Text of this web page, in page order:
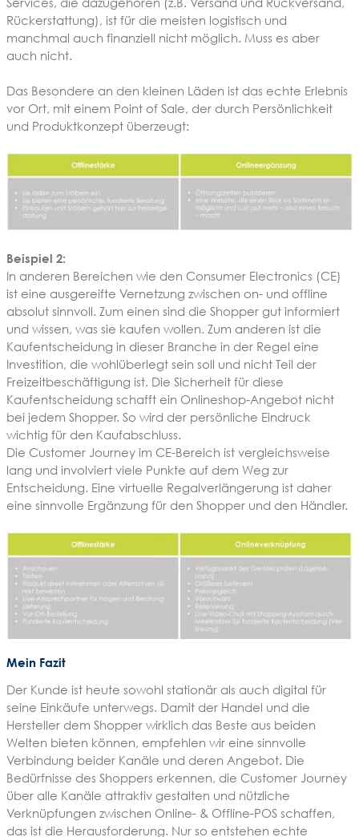
Rückerstattung), ist für die meisten logistisch und
manchmal auch finanziell nicht möglich. Muss es aber
auch nicht.
Das Besondere an den kleinen Läden ist das echte Erlebnis
vor Ort, mit einem Point of Sale, der durch Persönlichkeit
und Produktkonzept überzeugt:
Beispiel 2:
In anderen Bereichen wie den Consumer Electronics (CE)
ist eine ausgereifte Vernetzung zwischen on- und offline
absolut sinnvoll. Zum einen sind die Shopper gut informiert
und wissen, was sie kaufen wollen. Zum anderen ist die
Kaufentscheidung in dieser Branche in der Regel eine
Investition, die wohlüberlegt sein soll und nicht Teil der
Freizeitbeschäftigung ist. Die Sicherheit für diese
Kaufentscheidung schafft ein Onlineshop-Angebot nicht
bei jedem Shopper. So wird der persönliche Eindruck
wichtig für den Kaufabschluss.
Die Customer Journey im CE-Bereich ist vergleichsweise
lang und involviert viele Punkte auf dem Weg zur
Entscheidung. Eine virtuelle Regalverlängerung ist daher
eine sinnvolle Ergänzung für den Shopper und den Händler.
Mein Fazit
Der Kunde ist heute sowohl stationär als auch digital für
seine Einkäufe unterwegs. Damit der Handel und die
Hersteller dem Shopper wirklich das Beste aus beiden
Welten bieten können, empfehlen wir eine sinnvolle
Verbindung beider Kanäle und deren Angebot. Die
Bedürfnisse des Shoppers erkennen, die Customer Journey
über alle Kanäle attraktiv gestalten und nützliche
Verknüpfungen zwischen Online- & Offline-POS schaffen,
das ist die Herausforderung. Nur so entstehen echte